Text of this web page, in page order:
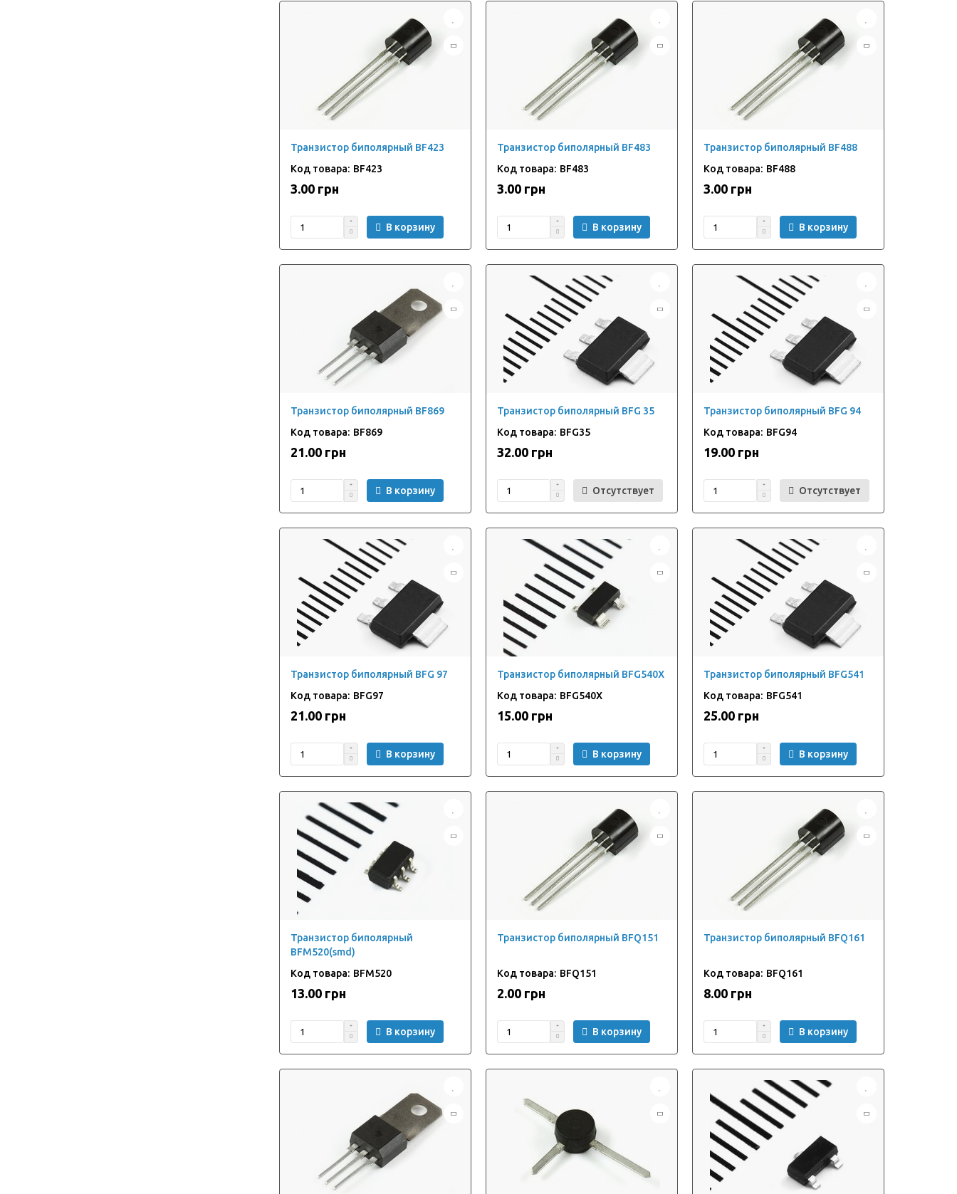
Транзистор биполярный BF423
BF423
3.00 грн
В корзину
Транзистор биполярный BF483
BF483
3.00 грн
В корзину
Транзистор биполярный BF488
BF488
3.00 грн
В корзину
Транзистор биполярный BF869
BF869
21.00 грн
В корзину
Транзистор биполярный BFG 35
BFG35
32.00 грн
Отсутствует
Транзистор биполярный BFG 94
BFG94
19.00 грн
Отсутствует
Транзистор биполярный BFG 97
BFG97
21.00 грн
В корзину
Транзистор биполярный BFG540X
BFG540X
15.00 грн
В корзину
Транзистор биполярный BFG541
BFG541
25.00 грн
В корзину
Транзистор биполярный
BFM520(smd)
BFM520
13.00 грн
В корзину
Транзистор биполярный BFQ151
BFQ151
2.00 грн
В корзину
Транзистор биполярный BFQ161
BFQ161
8.00 грн
В корзину